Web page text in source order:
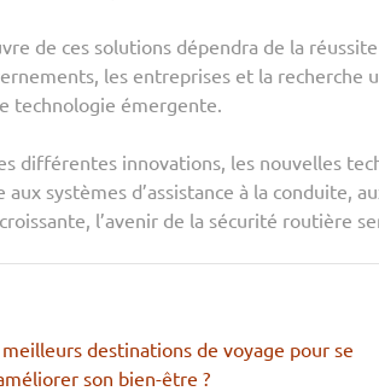
de ces solutions dépendra de la
les entreprises et la recherche
technologie émergente.
différentes innovations, les nouvelles
aux systèmes d’assistance à la conduite,
l’avenir de la sécurité routière
destinations de voyage pour se
son bien-être ?